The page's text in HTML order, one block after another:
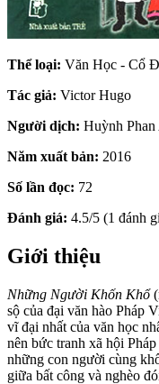
Thể loại: Văn Học - Cổ
Tác giả: Victor Hugo
Người dịch: Huỳnh Phan
Năm xuất bản: 2016
Số lần đọc: 72
Đánh giá: 4.5/5 (1 đánh
Giới thiệu
Những Người Khốn Khổ
sộ của đại văn hào Pháp
vĩ đại nhất của văn học
nên bức tranh xã hội
những con người cùng
giữa bất công và nghèo